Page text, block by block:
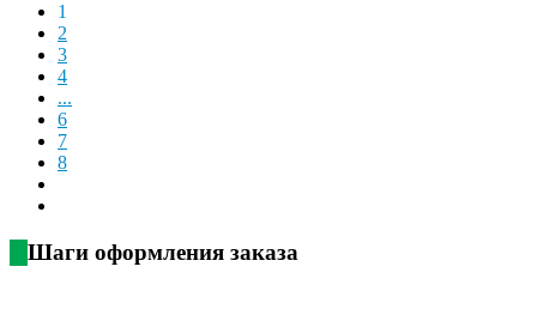
1
2
3
4
...
6
7
8
Шаги оформления заказа